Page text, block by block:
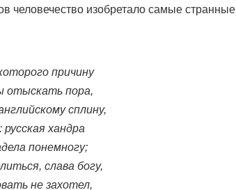
человечество изобретало самые странные
причину
отыскать пора,
сплину,
русская хандра
понемногу;
слава богу,
не захотел,